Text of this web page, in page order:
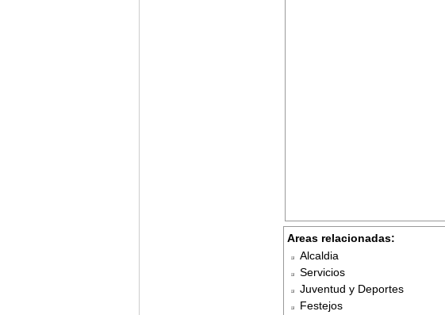
Areas relacionadas:
Alcaldia
Servicios
Juventud y Deportes
Festejos